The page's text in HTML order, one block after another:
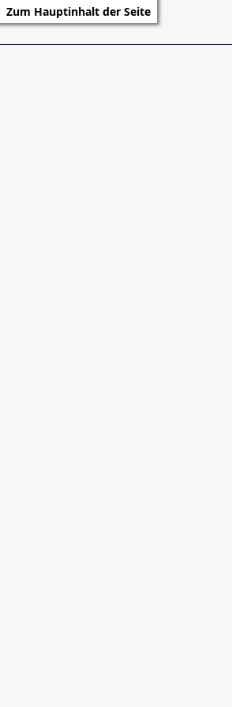
Zum Hauptinhalt der Seite